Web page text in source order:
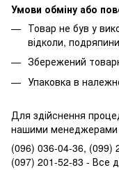
Умови обміну або
Товар не був у
відколи,
Збережений
Упаковка в
Для здійснення
нашими менеджерами
(096) 036-04-36, (099)
(097) 201-52-83 - Все